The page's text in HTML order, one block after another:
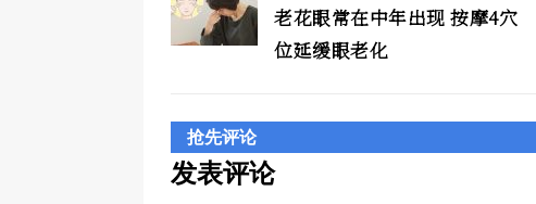
老花眼常在中年出现 按摩4穴
位延缓眼老化
抢先评论
发表评论